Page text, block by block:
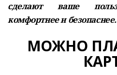
сделают ваше
комфортнее и безопаснее.
МОЖНО